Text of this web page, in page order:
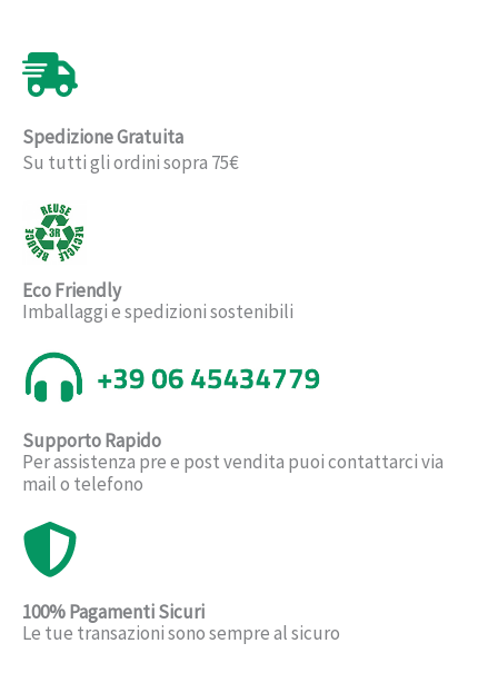
Spedizione Gratuita
Su tutti gli ordini sopra 75€
Eco Friendly
Imballaggi e spedizioni sostenibili
Supporto Rapido
Per assistenza pre e post vendita puoi contattarci via
mail o telefono
100% Pagamenti Sicuri
Le tue transazioni sono sempre al sicuro